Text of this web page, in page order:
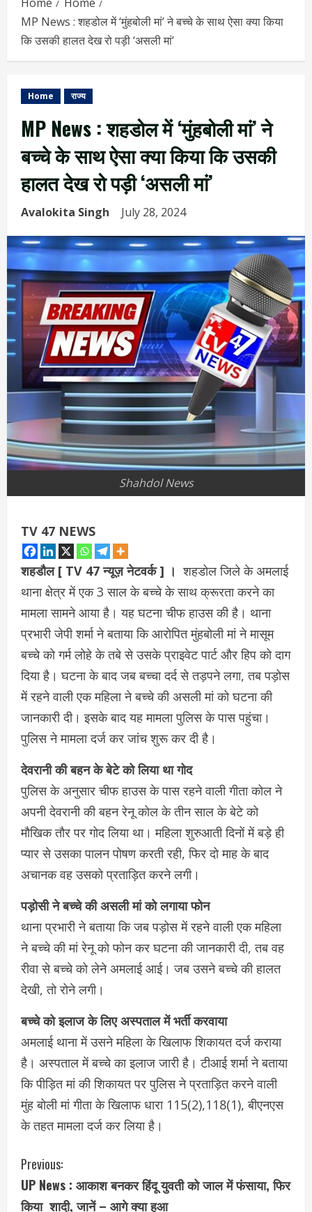
MP News : शहडोल में ‘मुंहबोली मां’ ने बच्चे के साथ ऐसा क्या किया
कि उसकी हालत देख रो पड़ी ‘असली मां’
Home राज्य
MP News : शहडोल में ‘मुंहबोली मां’ ने
बच्चे के साथ ऐसा क्या किया कि उसकी
हालत देख रो पड़ी ‘असली मां’
Avalokita Singh July 28, 2024
Shahdol News
TV 47 NEWS
शहडौल [ TV 47 न्यूज़ नेटवर्क ] । शहडोल जिले के अमलाई
थाना क्षेत्र में एक 3 साल के बच्चे के साथ क्रूरता करने का
मामला सामने आया है। यह घटना चीफ हाउस की है। थाना
प्रभारी जेपी शर्मा ने बताया कि आरोपित मुंहबोली मां ने मासूम
बच्चे को गर्म लोहे के तबे से उसके प्राइवेट पार्ट और हिप को दाग
दिया है। घटना के बाद जब बच्चा दर्द से तड़पने लगा, तब पड़ोस
में रहने वाली एक महिला ने बच्चे की असली मां को घटना की
जानकारी दी। इसके बाद यह मामला पुलिस के पास पहुंचा।
पुलिस ने मामला दर्ज कर जांच शुरू कर दी है।
देवरानी की बहन के बेटे को लिया था गोद
पुलिस के अनुसार चीफ हाउस के पास रहने वाली गीता कोल ने
अपनी देवरानी की बहन रेनू कोल के तीन साल के बेटे को
मौखिक तौर पर गोद लिया था। महिला शुरुआती दिनों में बड़े ही
प्यार से उसका पालन पोषण करती रही, फिर दो माह के बाद
अचानक वह उसको प्रताड़ित करने लगी।
पड़ोसी ने बच्चे की असली मां को लगाया फोन
थाना प्रभारी ने बताया कि जब पड़ोस में रहने वाली एक महिला
ने बच्चे की मां रेनू को फोन कर घटना की जानकारी दी, तब वह
रीवा से बच्चे को लेने अमलाई आई। जब उसने बच्चे की हालत
देखी, तो रोने लगी।
बच्चे को इलाज के लिए अस्पताल में भर्ती करवाया
अमलाई थाना में उसने महिला के खिलाफ शिकायत दर्ज कराया
है। अस्पताल में बच्चे का इलाज जारी है। टीआई शर्मा ने बताया
कि पीड़ित मां की शिकायत पर पुलिस ने प्रताड़ित करने वाली
मुंह बोली मां गीता के खिलाफ धारा 115(2),118(1), बीएनएस
के तहत मामला दर्ज कर लिया है।
C
o
Previous:
UP News : आकाश बनकर हिंदू युवती को जाल में फंसाया, फिर
किया शादी, जानें – आगे क्या हुआ